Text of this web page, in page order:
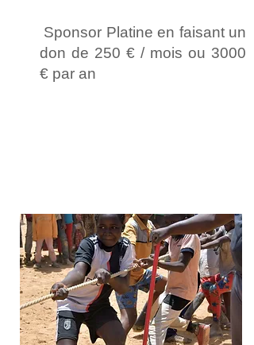
Sponsor Platine en faisant un
don de 250 € / mois ou 3000
€ par an